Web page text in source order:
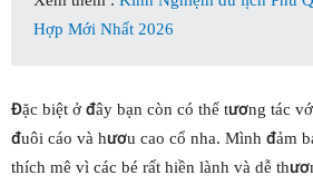
Hợp Mới Nhất 2026
Đặc biệt ở đây bạn còn có thể tương tác
đuôi cáo và hươu cao cổ nha. Mình đảm
thích mê vì các bé rất hiền lành và dễ